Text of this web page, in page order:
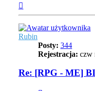
Rubin
Posty: 344
Rejestracja: czw
Re: [RPG - ME]